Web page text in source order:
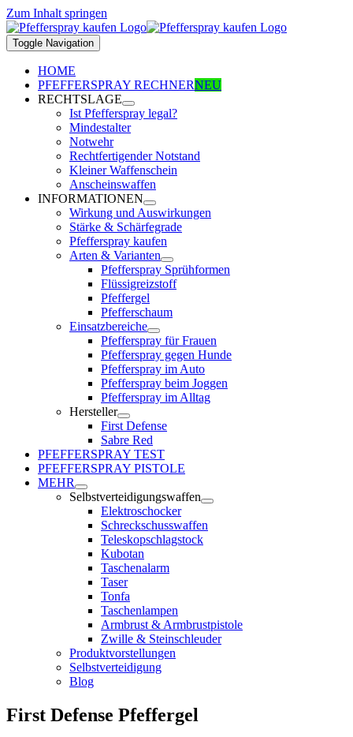
Zum Inhalt springen
Toggle Navigation
HOME
PFEFFERSPRAY RECHNERNEU
RECHTSLAGE
Ist Pfefferspray legal?
Mindestalter
Notwehr
Rechtfertigender Notstand
Kleiner Waffenschein
Anscheinswaffen
INFORMATIONEN
Wirkung und Auswirkungen
Stärke & Schärfegrade
Pfefferspray kaufen
Arten & Varianten
Pfefferspray Sprühformen
Flüssigreizstoff
Pfeffergel
Pfefferschaum
Einsatzbereiche
Pfefferspray für Frauen
Pfefferspray gegen Hunde
Pfefferspray im Auto
Pfefferspray beim Joggen
Pfefferspray im Alltag
Hersteller
First Defense
Sabre Red
PFEFFERSPRAY TEST
PFEFFERSPRAY PISTOLE
MEHR
Selbstverteidigungswaffen
Elektroschocker
Schreckschusswaffen
Teleskopschlagstock
Kubotan
Taschenalarm
Taser
Tonfa
Taschenlampen
Armbrust & Armbrustpistole
Zwille & Steinschleuder
Produktvorstellungen
Selbstverteidigung
Blog
First Defense Pfeffergel